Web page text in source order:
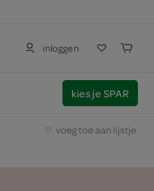
inloggen
kies je SPAR
voeg toe aan lijstje